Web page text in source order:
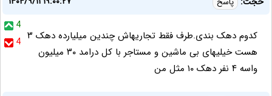
4
4 کدوم دهک بندی.طرف فقط تجاریهاش چندین میلیارده دهک ۳
هست خیلیهای بی ماشین و مستاجر با کل درامد ۳۰ میلیون
واسه ۴ نفر دهک ۱۰ مثل من